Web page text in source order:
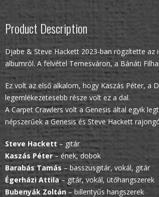
Product Description
Djabe & Steve Hackett 2023-ban rögzítette az
albumról. A felvétel Temesváron, a Bánáti
Ez volt az első alkalom, hogy Kaszás Péter, a
legemlékezetesebb része volt ez a dal.
A Carpet Crawlers volt a Genesis által egyik
népszerűek a Genesis és Steve Hackett
Steve Hackett – gitár
Kaszás Péter– ének, dobok
Barabás Tamás – basszusgitár, vokál, gitár
Égerházi Attila– gitár, vokál, ütőhangszerek
Bubenyák Zoltán– billentyűs hangszerek